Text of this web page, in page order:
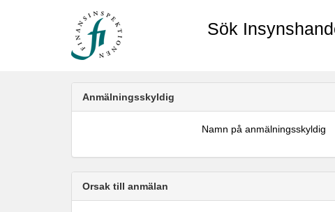
Sök
Anmälningsskyldig
Namn på anmälningsskyldig
Orsak till anmälan